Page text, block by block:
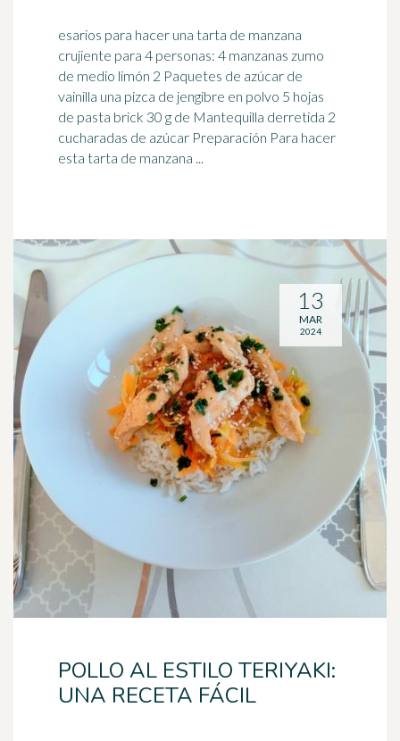
esarios para hacer una tarta de manzana
crujiente para 4 personas: 4 manzanas zumo
de medio limón 2 Paquetes de azúcar de
vainilla una pizca de jengibre en polvo 5 hojas
de pasta brick 30 g de Mantequilla derretida 2
cucharadas de azúcar Preparación Para hacer
esta tarta de manzana ...
POLLO AL ESTILO TERIYAKI:
UNA RECETA FÁCIL
13
MAR
2024